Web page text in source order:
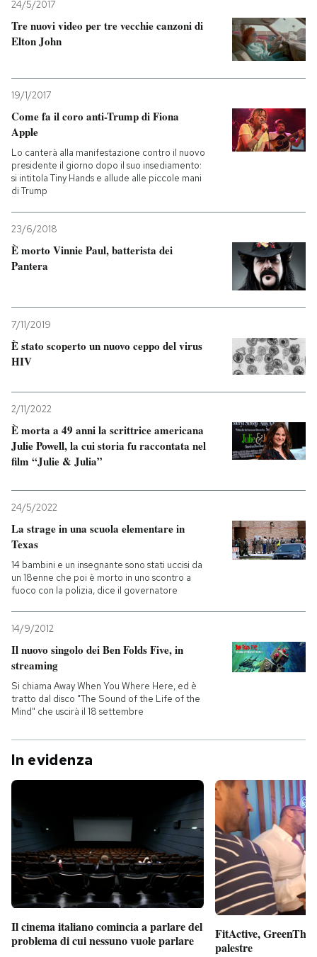
24/5/2017
Tre nuovi video per tre vecchie canzoni di
Elton John
19/1/2017
Come fa il coro anti-Trump di Fiona
Apple
Lo canterà alla manifestazione contro il nuovo
presidente il giorno dopo il suo insediamento:
si intitola Tiny Hands e allude alle piccole mani
di Trump
23/6/2018
È morto Vinnie Paul, batterista dei
Pantera
7/11/2019
È stato scoperto un nuovo ceppo del virus
HIV
2/11/2022
È morta a 49 anni la scrittrice americana
Julie Powell, la cui storia fu raccontata nel
film “Julie & Julia”
24/5/2022
La strage in una scuola elementare in
Texas
14 bambini e un insegnante sono stati uccisi da
un 18enne che poi è morto in uno scontro a
fuoco con la polizia, dice il governatore
14/9/2012
Il nuovo singolo dei Ben Folds Five, in
streaming
Si chiama Away When You Where Here, ed è
tratto dal disco "The Sound of the Life of the
Mind" che uscirà il 18 settembre
In evidenza
Il cinema italiano comincia a parlare del
problema di cui nessuno vuole parlare
FitActive,
palestre